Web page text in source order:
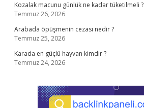
Kozalak macunu günlük ne kadar tüketilmeli ?
Temmuz 26, 2026
Arabada öpüşmenin cezası nedir ?
Temmuz 25, 2026
Karada en güçlü hayvan kimdir ?
Temmuz 24, 2026